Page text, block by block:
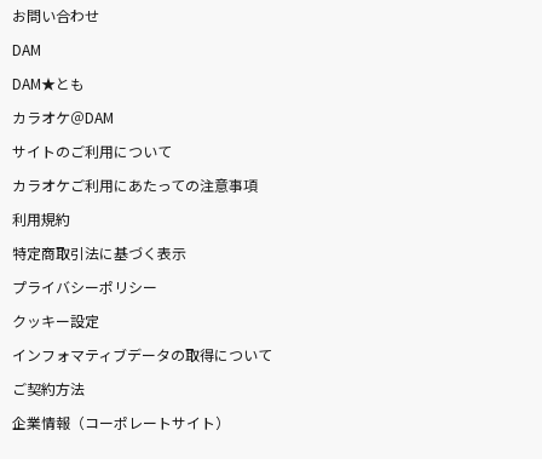
お問い合わせ
DAM
DAM★とも
カラオケ＠DAM
サイトのご利用について
カラオケご利用にあたっての注意事項
利用規約
特定商取引法に基づく表示
プライバシーポリシー
クッキー設定
インフォマティブデータの取得について
ご契約方法
企業情報（コーポレートサイト）